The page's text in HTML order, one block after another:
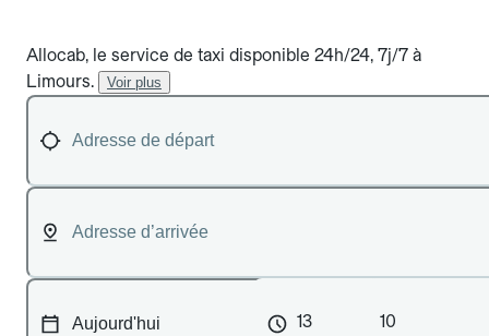
Allocab, le service de taxi disponible 24h/24, 7j/7 à
Limours.
Voir plus
13 10